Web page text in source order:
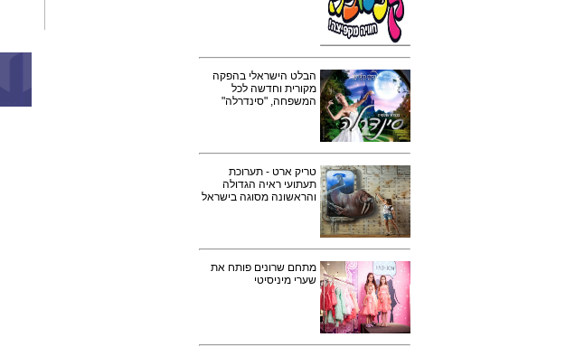
הבלט הישראלי בהפקה
מקורית וחדשה לכל
המשפחה, "סינדרלה"
טריק ארט - תערוכת
תעתועי ראיה הגדולה
והראשונה מסוגה בישראל
מתחם שרונים פותח את
שערי מיניסיטי